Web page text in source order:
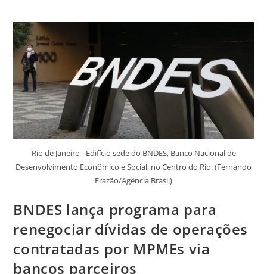
Rio de Janeiro - Edifício sede do BNDES, Banco Nacional de
Desenvolvimento Econômico e Social, no Centro do Rio. (Fernando
Frazão/Agência Brasil)
BNDES lança programa para
renegociar dívidas de operações
contratadas por MPMEs via
bancos parceiros